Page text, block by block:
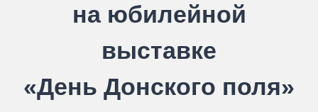
на юбилейной
выставке
«День Донского поля»